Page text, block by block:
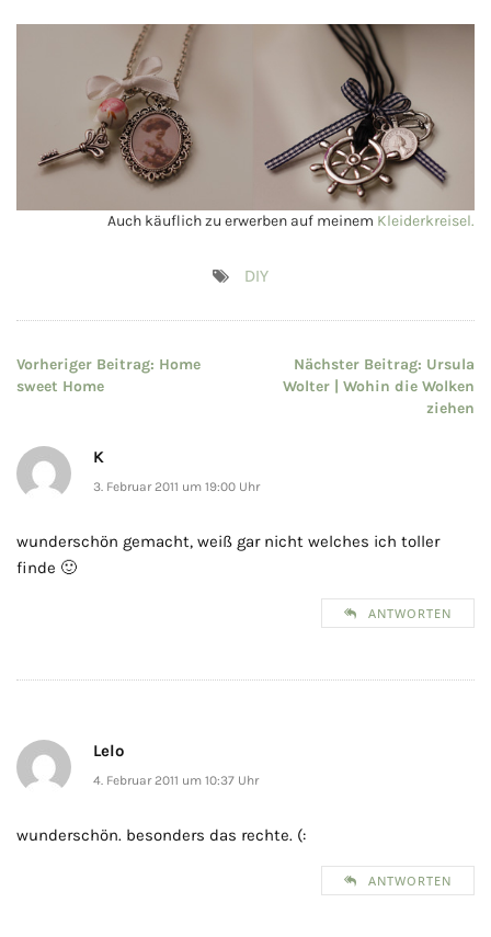
Auch käuflich zu erwerben auf meinem Kleiderkreisel.
DIY
Beitragsnavigation
Vorheriger Beitrag: Home
sweet Home
Nächster Beitrag: Ursula
Wolter | Wohin die Wolken
ziehen
K
3. Februar 2011 um 19:00 Uhr
wunderschön gemacht, weiß gar nicht welches ich toller
finde 🙂
ANTWORTEN
Lelo
4. Februar 2011 um 10:37 Uhr
wunderschön. besonders das rechte. (:
ANTWORTEN